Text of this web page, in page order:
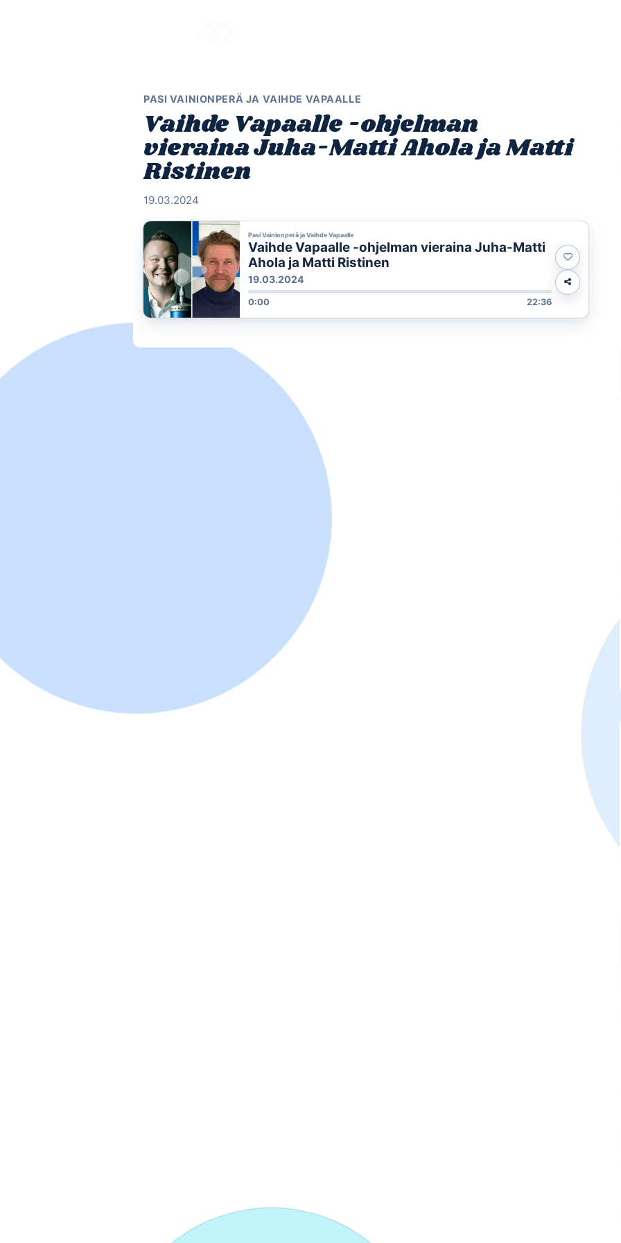
PASI VAINIONPERÄ JA VAIHDE VAPAALLE
Vaihde Vapaalle -ohjelman
vieraina Juha-Matti Ahola ja Matti
Ristinen
19.03.2024
Pasi Vainionperä ja Vaihde Vapaalle
Vaihde Vapaalle -ohjelman vieraina Juha-Matti
Ahola ja Matti Ristinen
19.03.2024
0:00 22:36